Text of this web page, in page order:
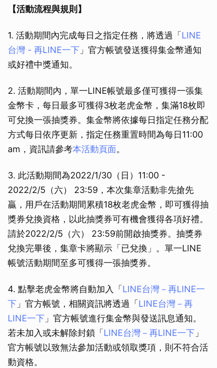
【活動流程與規則】
1. 活動期間內完成每日之指定任務，將透過「 LINE
台灣 - 再LINE一下 」官方帳號發送獲得集金幣通知
或好禮中獎通知。
2. 活動期間內，單一LINE帳號最多僅可獲得一張集
金幣卡，每日最多可獲得3枚老虎金幣，集滿18枚即
可兌換一張抽獎券。集金幣將依據每日指定任務分配
方式每日依序更新，指定任務重置時間為每日11:00
am，資訊請參考本活動頁面。
3. 此活動期間為2022/1/30（日）11:00 -
2022/2/5（六） 23:59，本次集章活動非先搶先
贏，用戶在活動期間累積18枚老虎金幣，即可獲得抽
獎券兌換資格，以此抽獎券可有機會獲得各項好禮。
請於2022/2/5（六） 23:59前開啟抽獎券。抽獎券
兌換完畢後，集章卡將顯示「已兌換」。單一LINE
帳號活動期間至多可獲得一張抽獎券。
4. 點擊老虎金幣將自動加入「 LINE台灣－再LINE一
下 」官方帳號，相關資訊將透過「 LINE台灣－再
LINE一下 」官方帳號進行集金幣與發送訊息通知。
若未加入或未解除封鎖「 LINE台灣－再LINE一下 」
官方帳號以致無法參加活動或領取獎項，則不符合活
動資格。